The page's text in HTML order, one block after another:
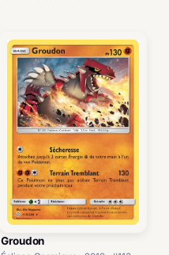
Groudon